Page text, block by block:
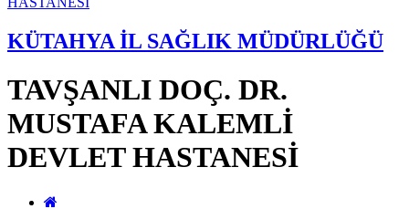
KÜTAHYA İL SAĞLIK MÜDÜRLÜĞÜ
TAVŞANLI DOÇ. DR.
MUSTAFA KALEMLİ
DEVLET HASTANESİ